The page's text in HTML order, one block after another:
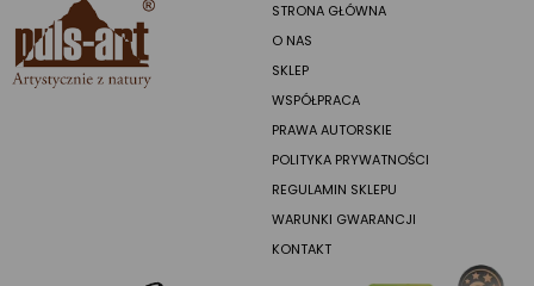
STRONA GŁÓWNA
O NAS
SKLEP
WSPÓŁPRACA
PRAWA AUTORSKIE
POLITYKA PRYWATNOŚCI
REGULAMIN SKLEPU
WARUNKI GWARANCJI
KONTAKT